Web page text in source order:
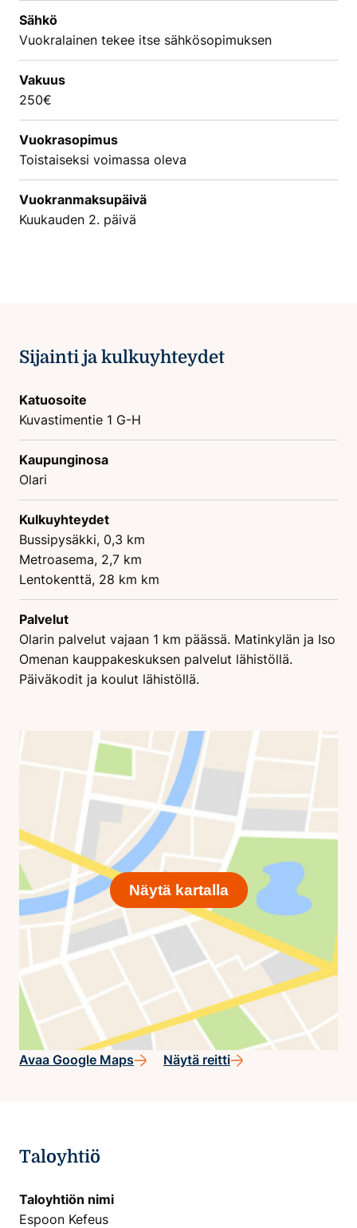
Sähkö
Vuokralainen tekee itse sähkösopimuksen
Vakuus
250€
Vuokrasopimus
Toistaiseksi voimassa oleva
Vuokranmaksupäivä
Kuukauden 2. päivä
Sijainti ja kulkuyhteydet
Katuosoite
Kuvastimentie 1 G-H
Kaupunginosa
Olari
Kulkuyhteydet
Bussipysäkki, 0,3 km
Metroasema, 2,7 km
Lentokenttä, 28 km km
Palvelut
Olarin palvelut vajaan 1 km päässä. Matinkylän ja Iso
Omenan kauppakeskuksen palvelut lähistöllä.
Päiväkodit ja koulut lähistöllä.
Näytä kartalla
Avaa Google Maps Näytä reitti
Taloyhtiö
Taloyhtiön nimi
Espoon Kefeus